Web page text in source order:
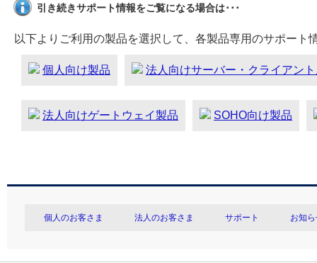
引き続きサポート情報をご覧になる場合は･･･
以下よりご利用の製品を選択して、各製品専用のサポート
個人向け製品 法人向けサーバー・クライアン
法人向けゲートウェイ製品 SOHO向け製品
個人のお客さま 法人のお客さま サポート お知